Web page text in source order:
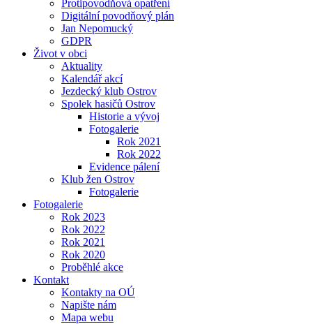
Protipovodňová opatření
Digitální povodňový plán
Jan Nepomucký
GDPR
Život v obci
Aktuality
Kalendář akcí
Jezdecký klub Ostrov
Spolek hasičů Ostrov
Historie a vývoj
Fotogalerie
Rok 2021
Rok 2022
Evidence pálení
Klub žen Ostrov
Fotogalerie
Fotogalerie
Rok 2023
Rok 2022
Rok 2021
Rok 2020
Proběhlé akce
Kontakt
Kontakty na OÚ
Napište nám
Mapa webu